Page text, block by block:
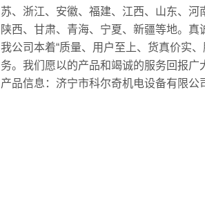
苏、浙江、安徽、福建、江西、山东、河
陕西、甘肃、青海、宁夏、新疆等地。真
我公司本着“质量、用户至上、货真价实
务。我们愿以的产品和竭诚的服务回报
产品信息：济宁市科尔奇机电设备有限公